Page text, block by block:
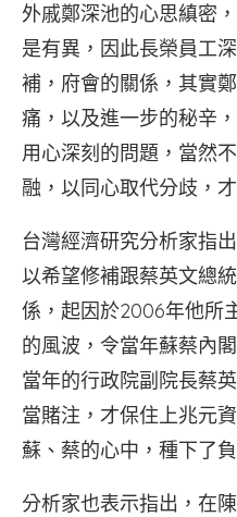
外戚鄭深池的心思縝密
是有異，因此長榮員工
補，府會的關係，其實
痛，以及進一步的秘辛
用心深刻的問題，當然
融，以同心取代分歧，
台灣經濟研究分析家指
以希望修補跟蔡英文總
係，起因於2006年他所
的風波，令當年蘇蔡內
當年的行政院副院長蔡
當賭注，才保住上兆元
蘇、蔡的心中，種下了
分析家也表示指出，在